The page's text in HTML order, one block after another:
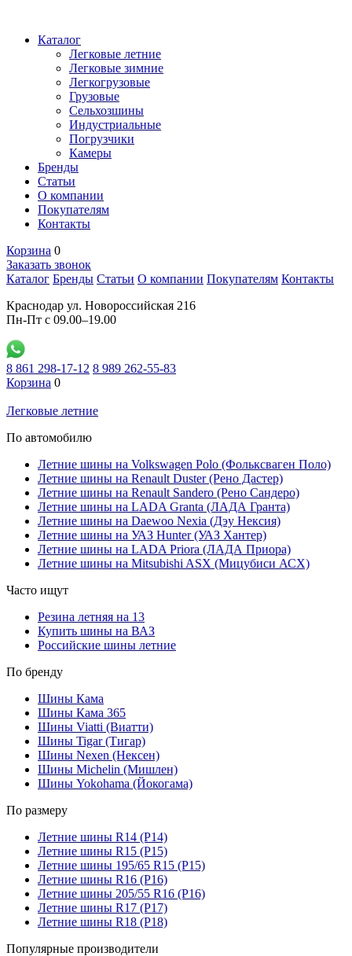
Каталог
Легковые летние
Легковые зимние
Легкогрузовые
Грузовые
Сельхозшины
Индустриальные
Погрузчики
Камеры
Бренды
Статьи
О компании
Покупателям
Контакты
Корзина 0
Заказать звонок
Каталог Бренды Статьи О компании Покупателям Контакты
Краснодар ул. Новороссийская 216
Пн-Пт с 09.00–19.00
8 861 298-17-12 8 989 262-55-83
Корзина 0
Легковые летние
По автомобилю
Летние шины на Volkswagen Polo (Фольксваген Поло)
Летние шины на Renault Duster (Рено Дастер)
Летние шины на Renault Sandero (Рено Сандеро)
Летние шины на LADA Granta (ЛАДА Гранта)
Летние шины на Daewoo Nexia (Дэу Нексия)
Летние шины на УАЗ Hunter (УАЗ Хантер)
Летние шины на LADA Priora (ЛАДА Приора)
Летние шины на Mitsubishi ASX (Мицубиси АСХ)
Часто ищут
Резина летняя на 13
Купить шины на ВАЗ
Российские шины летние
По бренду
Шины Кама
Шины Кама 365
Шины Viatti (Виатти)
Шины Tigar (Тигар)
Шины Nexen (Нексен)
Шины Michelin (Мишлен)
Шины Yokohama (Йокогама)
По размеру
Летние шины R14 (Р14)
Летние шины R15 (Р15)
Летние шины 195/65 R15 (Р15)
Летние шины R16 (Р16)
Летние шины 205/55 R16 (Р16)
Летние шины R17 (Р17)
Летние шины R18 (Р18)
Популярные производители